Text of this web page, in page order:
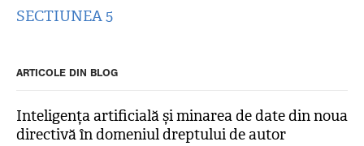
SECTIUNEA 5
ARTICOLE DIN BLOG
Inteligența artificială și minarea de date din noua
directivă în domeniul dreptului de autor